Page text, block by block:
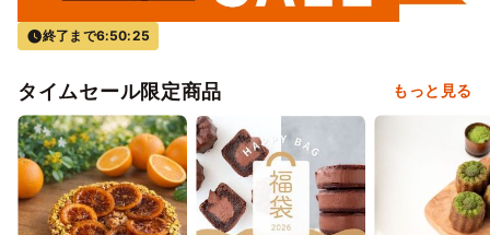
終了まで6:50:24
タイムセール限定商品 もっと見る